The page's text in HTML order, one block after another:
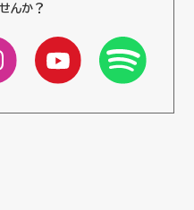
んか？